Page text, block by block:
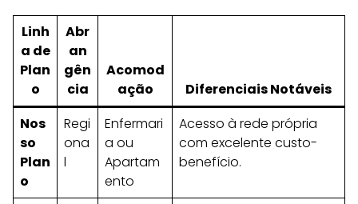
Linh
a de
Plan
o
Abr
an
gên
cia
Acomod
ação
Diferenciais Notáveis
Nos
so
Plan
o
Regi
ona
l
Enfermari
a ou
Apartam
ento
Acesso à rede própria
com excelente custo-
benefício.